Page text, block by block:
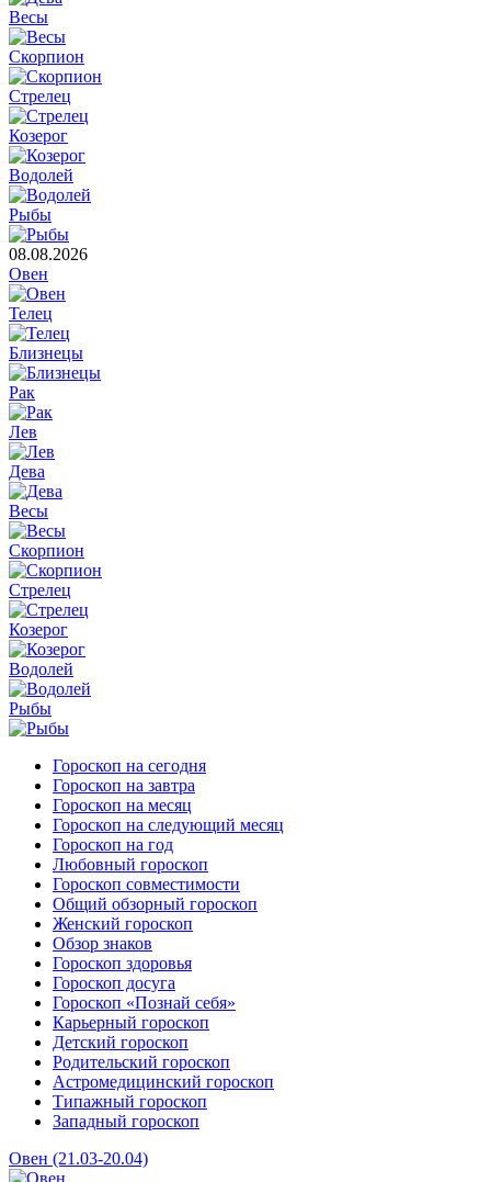
Весы
Скорпион
Стрелец
Козерог
Водолей
Рыбы
08.08.2026
Овен
Телец
Близнецы
Рак
Лев
Дева
Весы
Скорпион
Стрелец
Козерог
Водолей
Рыбы
Гороскоп на сегодня
Гороскоп на завтра
Гороскоп на месяц
Гороскоп на следующий месяц
Гороскоп на год
Любовный гороскоп
Гороскоп совместимости
Общий обзорный гороскоп
Женский гороскоп
Обзор знаков
Гороскоп здоровья
Гороскоп досуга
Гороскоп «Познай себя»
Карьерный гороскоп
Детский гороскоп
Родительский гороскоп
Астромедицинский гороскоп
Типажный гороскоп
Западный гороскоп
Овен (21.03-20.04)